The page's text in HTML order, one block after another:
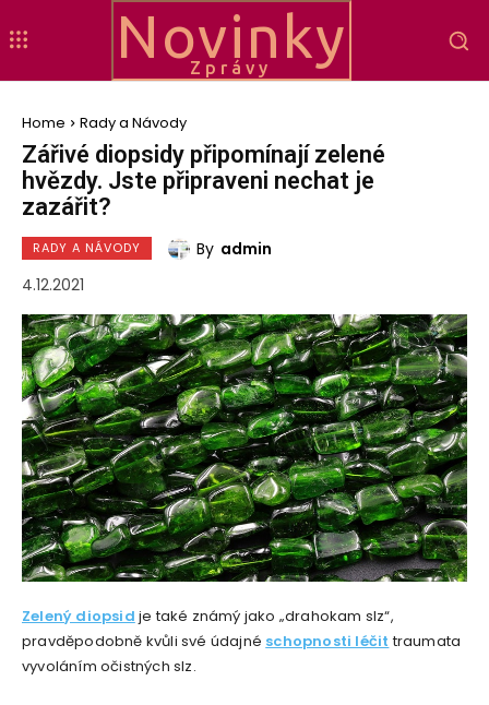
Novinky
Zprávy
Home Rady a Návody
Zářivé diopsidy připomínají zelené
hvězdy. Jste připraveni nechat je
zazářit?
RADY A NÁVODY By admin
4.12.2021
Zelený diopsid je také známý jako „drahokam slz“,
pravděpodobně kvůli své údajné schopnosti léčit traumata
vyvoláním očistných slz.